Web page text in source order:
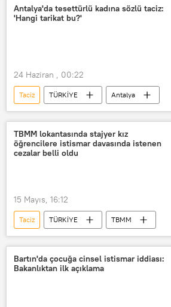
Kadına yönelik taciz
başörtüsü yasağı
Başörtüsü
Antalya'da tesettürlü kadına sözlü taciz:
'Hangi tarikat bu?'
24 Haziran , 00:22
Taciz TÜRKİYE
Antalya
Türkiye
Tesettür
Başörtüsü
başörtüsü yasağı
Hakaret
Dine hakaret
İslam'a hakaret
Sözlü taciz
TBMM lokantasında stajyer kız
öğrencilere istismar davasında istenen
cezalar belli oldu
15 Mayıs, 16:12
Taciz TÜRKİYE
TBMM
çocuklara cinsel taciz
Çocuk istismarı
Cinsel taciz
Bartın'da çocuğa cinsel istismar iddiası:
Bakanlıktan ilk açıklama